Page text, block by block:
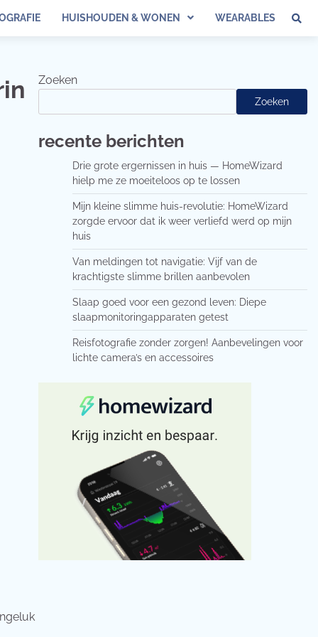
HUISHOUDEN & WONEN WEARABLES
Zoeken
Zoeken
recente berichten
Drie grote ergernissen in huis — HomeWizard
hielp me ze moeiteloos op te lossen
Mijn kleine slimme huis-revolutie: HomeWizard
zorgde ervoor dat ik weer verliefd werd op mijn
huis
Van meldingen tot navigatie: Vijf van de
krachtigste slimme brillen aanbevolen
Slaap goed voor een gezond leven: Diepe
slaapmonitoringapparaten getest
Reisfotografie zonder zorgen! Aanbevelingen voor
lichte camera’s en accessoires